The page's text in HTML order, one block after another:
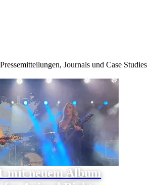
Journals und Case Studies
mit neuem Album